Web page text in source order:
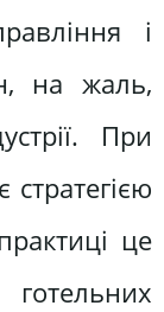
і
на жаль,
При
це